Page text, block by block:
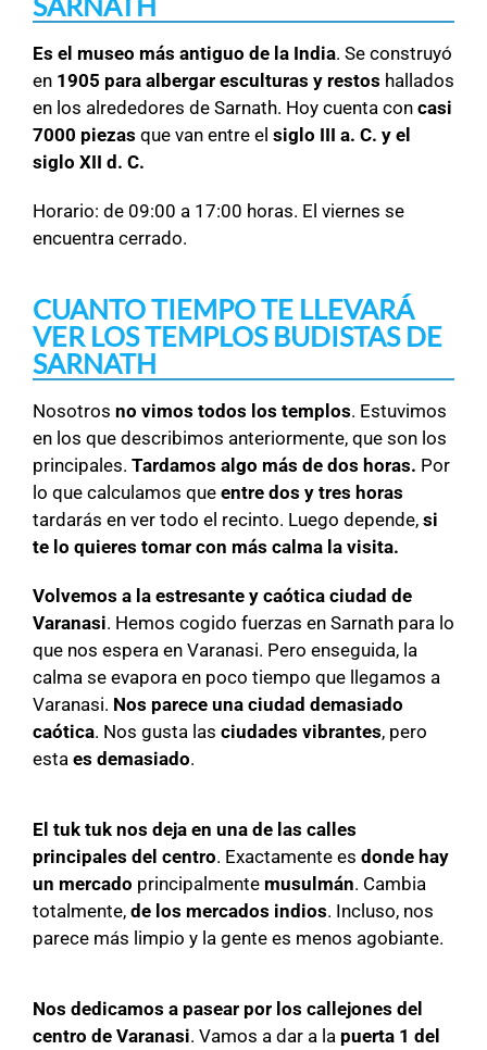
Es el museo más antiguo de la India. Se construyó
en 1905 para albergar esculturas y restos hallados
en los alrededores de Sarnath. Hoy cuenta con casi
7000 piezas que van entre el siglo III a. C. y el
siglo XII d. C.
Horario: de 09:00 a 17:00 horas. El viernes se
encuentra cerrado.
CUANTO TIEMPO TE LLEVARÁ
VER LOS TEMPLOS BUDISTAS DE
SARNATH
Nosotros no vimos todos los templos. Estuvimos
en los que describimos anteriormente, que son los
principales. Tardamos algo más de dos horas. Por
lo que calculamos que entre dos y tres horas
tardarás en ver todo el recinto. Luego depende, si
te lo quieres tomar con más calma la visita.
Volvemos a la estresante y caótica ciudad de
Varanasi. Hemos cogido fuerzas en Sarnath para lo
que nos espera en Varanasi. Pero enseguida, la
calma se evapora en poco tiempo que llegamos a
Varanasi. Nos parece una ciudad demasiado
caótica. Nos gusta las ciudades vibrantes, pero
esta es demasiado.
El tuk tuk nos deja en una de las calles
principales del centro. Exactamente es donde hay
un mercado principalmente musulmán. Cambia
totalmente, de los mercados indios. Incluso, nos
parece más limpio y la gente es menos agobiante.
Nos dedicamos a pasear por los callejones del
centro de Varanasi. Vamos a dar a la puerta 1 del